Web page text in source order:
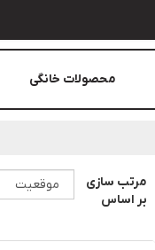
محصولات خانگی
مرتب سازی
بر اساس